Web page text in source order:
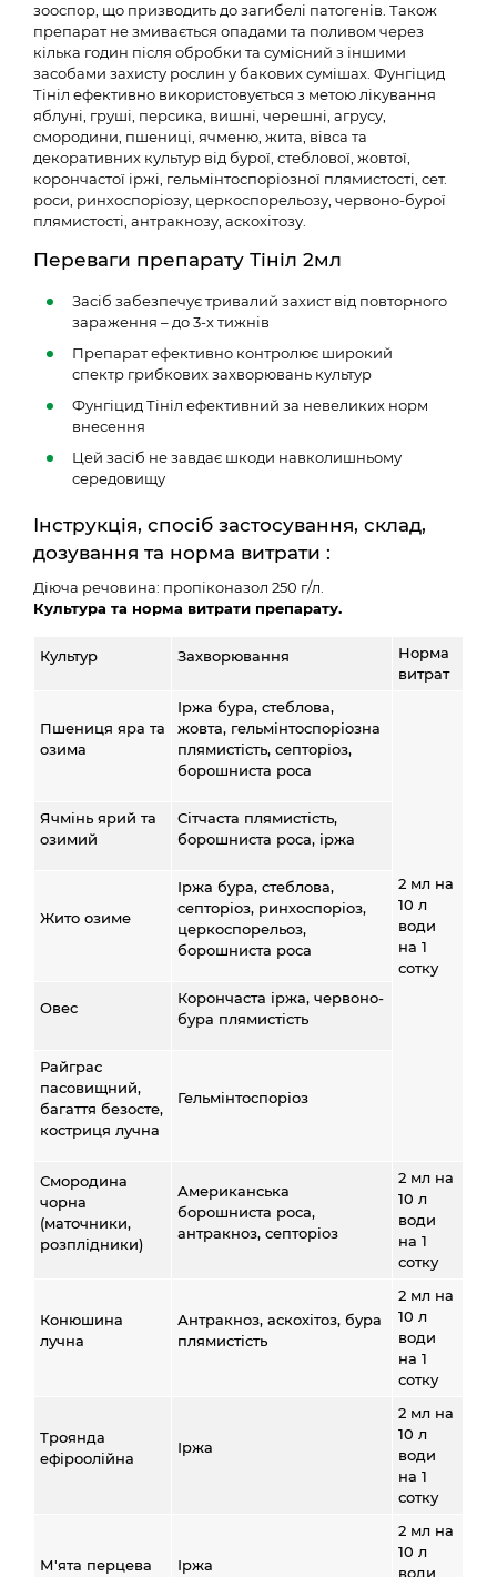
зооспор, що призводить до загибелі патогенів. Також
препарат не змивається опадами та поливом через
кілька годин після обробки та сумісний з іншими
засобами захисту рослин у бакових сумішах. Фунгіцид
Тініл ефективно використовується з метою лікування
яблуні, груші, персика, вишні, черешні, агрусу,
смородини, пшениці, ячменю, жита, вівса та
декоративних культур від бурої, стеблової, жовтої,
корончастої іржі, гельмінтоспоріозної плямистості, сет.
роси, ринхоспоріозу, церкоспорельозу, червоно-бурої
плямистості, антракнозу, аскохітозу.
Переваги препарату Тініл 2мл
Засіб забезпечує тривалий захист від повторного
зараження – до 3-х тижнів
Препарат ефективно контролює широкий
спектр грибкових захворювань культур
Фунгіцид Тініл ефективний за невеликих норм
внесення
Цей засіб не завдає шкоди навколишньому
середовищу
Інструкція, спосіб застосування, склад,
дозування та норма витрати :
Діюча речовина: пропіконазол 250 г/л.
Культура та норма витрати препарату.
Культур Захворювання
Норма
витрат
Пшениця яра та
озима
Іржа бура, стеблова,
жовта, гельмінтоспоріозна
плямистість, септоріоз,
борошниста роса
2 мл на
10 л
води
на 1
сотку
Ячмінь ярий та
озимий
Сітчаста плямистість,
борошниста роса, іржа
Жито озиме
Іржа бура, стеблова,
септоріоз, ринхоспоріоз,
церкоспорельоз,
борошниста роса
Овес
Корончаста іржа, червоно-
бура плямистість
Райграс
пасовищний,
багаття безосте,
костриця лучна
Гельмінтоспоріоз
Смородина
чорна
(маточники,
розплідники)
Американська
борошниста роса,
антракноз, септоріоз
2 мл на
10 л
води
на 1
сотку
Конюшина
лучна
Антракноз, аскохітоз, бура
плямистість
2 мл на
10 л
води
на 1
сотку
Троянда
ефіроолійна
Іржа
2 мл на
10 л
води
на 1
сотку
М'ята перцева Іржа
2 мл на
10 л
води